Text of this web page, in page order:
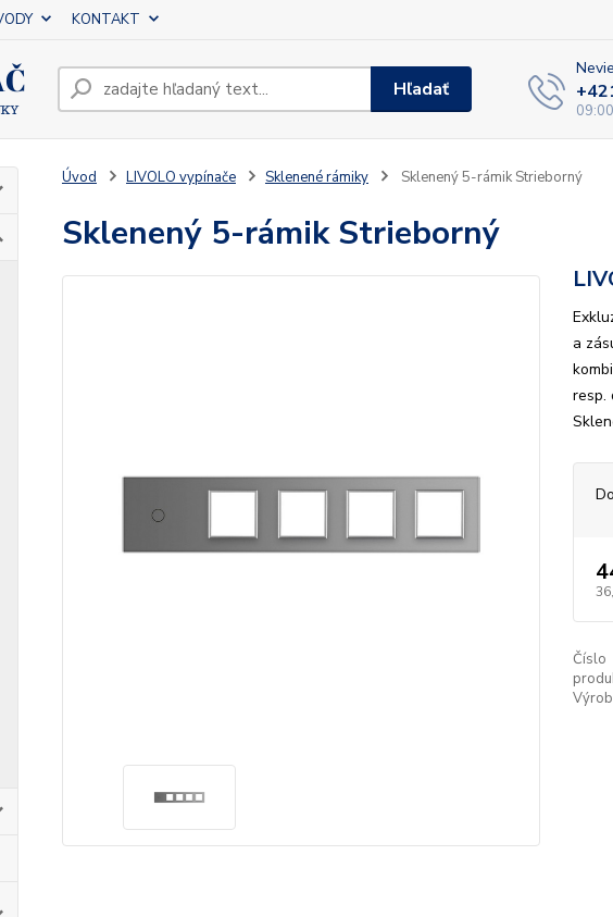
KONTAKT
Hľadať
Úvod LIVOLO vypínače Sklenené rámiky Sklenený 5-rámik Strieborný
Sklenený 5-rámik Strieborný
a
resp.
Číslo